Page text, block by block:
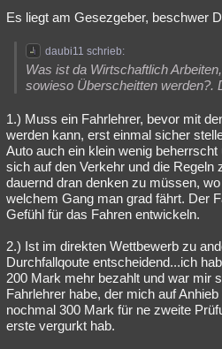
Es liegt am Gesezgeber, beschwer
daubi11 schrieb:
Was ist da Wirtschaftlich
sowieso Überscheitten werden?.
1.) Muss ein Fahrlehrer, bevor mit
werden kann, erst einmal sicher
Auto auch ein klein wenig
sich auf den Verkehr und die Regeln
dauernd dran denken zu müssen,
welchem Gang man grad fährt. Der
Gefühl für das Fahren entwickeln.
2.) Ist im direkten Wettbewerb zu
Durchfallqoute entscheidend...ich
200 Mark mehr bezahlt und war mir
Fahrlehrer habe, der mich auf
nochmal 300 Mark für ne zweite
erste vergurkt hab.